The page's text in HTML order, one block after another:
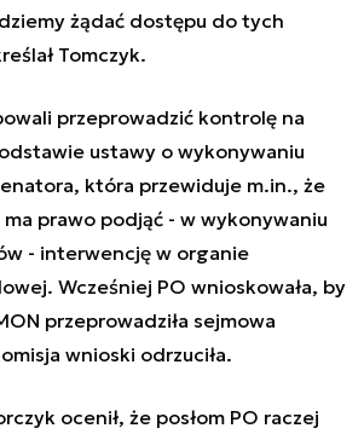
żądać dostępu do tych
Tomczyk.
przeprowadzić kontrolę na
ustawy o wykonywaniu
która przewiduje m.in., że
prawo podjąć - w wykonywaniu
- interwencję w organie
Wcześniej PO wnioskowała, by
przeprowadziła sejmowa
wnioski odrzuciła.
ocenił, że posłom PO raczej